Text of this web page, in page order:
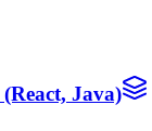
Java)